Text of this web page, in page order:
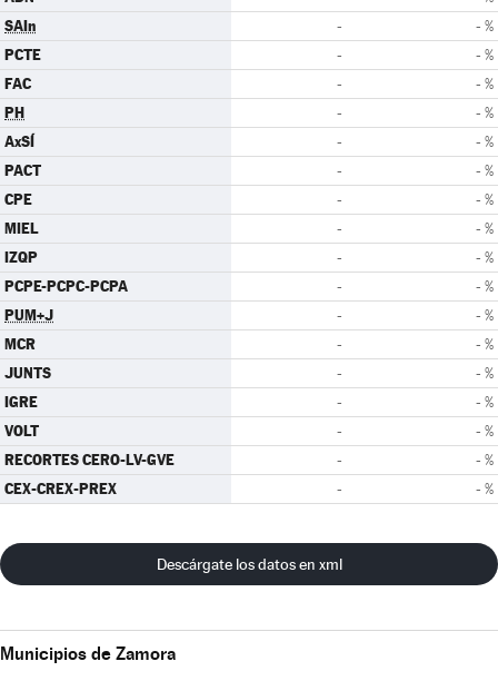
SAIn - - %
PCTE - - %
FAC - - %
PH - - %
AxSÍ - - %
PACT - - %
CPE - - %
MIEL - - %
IZQP - - %
PCPE-PCPC-PCPA - - %
PUM+J - - %
MCR - - %
JUNTS - - %
IGRE - - %
VOLT - - %
RECORTES CERO-LV-GVE - - %
CEX-CREX-PREX - - %
Descárgate los datos en xml
Municipios de Zamora